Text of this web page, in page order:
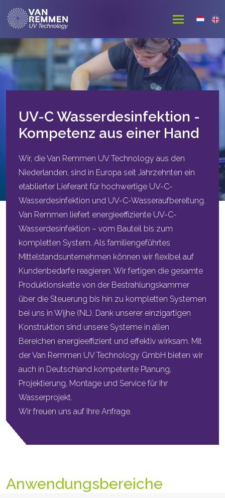
UV-C Wasserdesinfektion -
Kompetenz aus einer Hand
Wir, die Van Remmen UV Technology aus den
Niederlanden, sind in Europa seit Jahrzehnten ein
etablierter Lieferant für hochwertige UV-C-
Wasserdesinfektion und UV-C-Wasseraufbereitung.
Van Remmen liefert energieeffiziente UV-C-
Wasserdesinfektion – vom Bauteil bis zum
kompletten System. Als familiengeführtes
Mittelstandsunternehmen können wir flexibel auf
Kundenbedarfe reagieren. Wir fertigen die gesamte
Produktionskette von der Bestrahlungskammer
über die Steuerung bis hin zu kompletten Systemen
bei uns in Wijhe (NL). Dank unserer einzigartigen
Konstruktion sind unsere Systeme in allen
Bereichen energieeffizient und effektiv wirksam. Mit
der Van Remmen UV Technology GmbH bieten wir
auch in Deutschland kompetente Planung,
Projektierung, Montage und Service für Ihr
Wasserprojekt.
Wir freuen uns auf Ihre Anfrage.
Anwendungsbereiche